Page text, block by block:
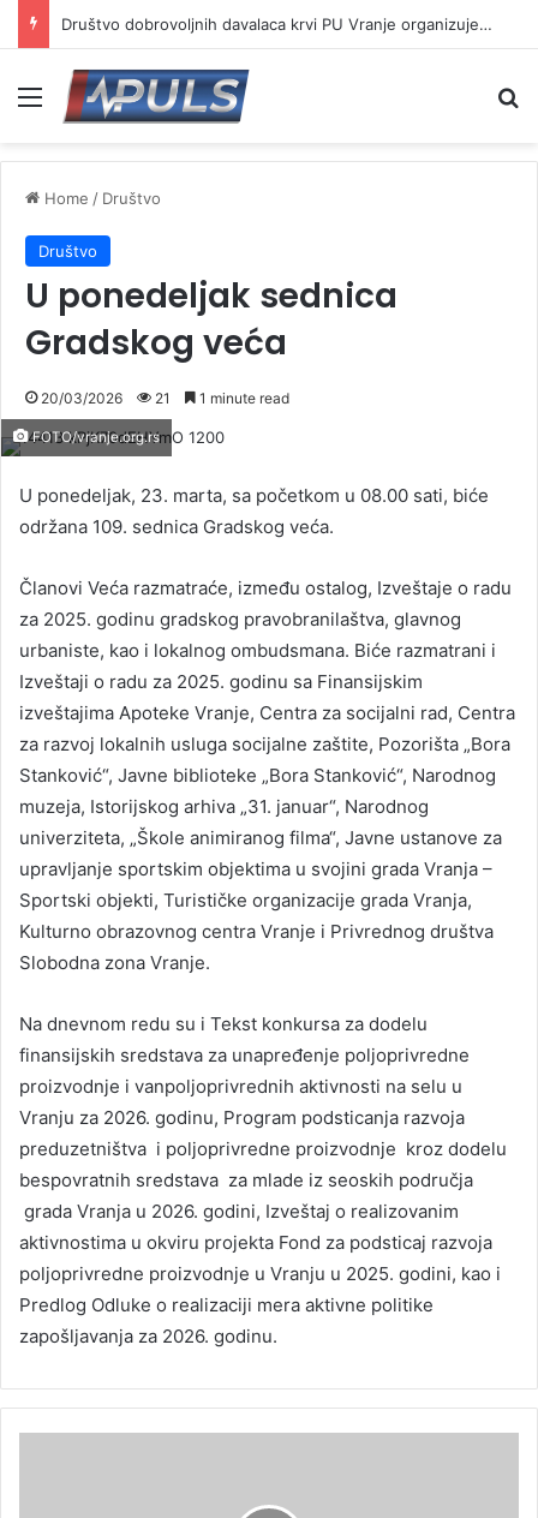
Društvo dobrovoljnih davalaca krvi PU Vranje organizuje akciju na Besnoj kobili
Menu
Home / Društvo
Društvo
U ponedeljak sednica
Gradskog veća
20/03/2026 21 1 minute read
FOTO/vranje.org.rs
U ponedeljak, 23. marta, sa početkom u 08.00 sati, biće
održana 109. sednica Gradskog veća.
Članovi Veća razmatraće, između ostalog, Izveštaje o radu
za 2025. godinu gradskog pravobranilaštva, glavnog
urbaniste, kao i lokalnog ombudsmana. Biće razmatrani i
Izveštaji o radu za 2025. godinu sa Finansijskim
izveštajima Apoteke Vranje, Centra za socijalni rad, Centra
za razvoj lokalnih usluga socijalne zaštite, Pozorišta „Bora
Stanković“, Javne biblioteke „Bora Stanković“, Narodnog
muzeja, Istorijskog arhiva „31. januar“, Narodnog
univerziteta, „Škole animiranog filma“, Javne ustanove za
upravljanje sportskim objektima u svojini grada Vranja –
Sportski objekti, Turističke organizacije grada Vranja,
Kulturno obrazovnog centra Vranje i Privrednog društva
Slobodna zona Vranje.
Na dnevnom redu su i Tekst konkursa za dodelu
finansijskih sredstava za unapređenje poljoprivredne
proizvodnje i vanpoljoprivrednih aktivnosti na selu u
Vranju za 2026. godinu, Program podsticanja razvoja
preduzetništva i poljoprivredne proizvodnje kroz dodelu
bespovratnih sredstava za mlade iz seoskih područja
grada Vranja u 2026. godini, Izveštaj o realizovanim
aktivnostima u okviru projekta Fond za podsticaj razvoja
poljoprivredne proizvodnje u Vranju u 2025. godini, kao i
Predlog Odluke o realizaciji mera aktivne politike
zapošljavanja za 2026. godinu.